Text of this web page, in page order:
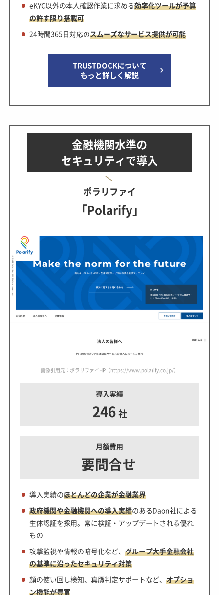
eKYC以外の本人確認作業に求める効率化ツールが予算
の許す限り搭載可
24時間365日対応のスムーズなサービス提供が可能
TRUSTDOCKについて
もっと詳しく解説
金融機関水準の
セキュリティで導入
ポラリファイ
「Polarify」
画像引用元：ポラリファイHP（https://www.polarify.co.jp/）
導入実績
246 社
月額費用
要問合せ
導入実績のほとんどの企業が金融業界
政府機関や金融機関への導入実績のあるDaon社による
生体認証を採用。常に検証・アップデートされる優れ
もの
攻撃監視や情報の暗号化など、 グループ大手金融会社
の基準に沿ったセキュリティ対策
顔の使い回し検知、真贋判定サポートなど、 オプショ
ン機能が豊富